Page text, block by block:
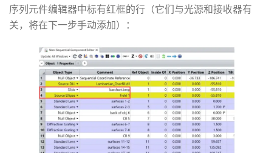
序列元件编辑器中标有红框的行（它们与光源和接收器有
关，将在下一步手动添加）：